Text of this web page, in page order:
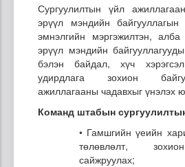
Сургуулилтын үйл
эрүүл мэндийн
эмнэлгийн мэргэжилтэн,
эрүүл мэндийн
бэлэн байдал, хүч
удирдлага зохион
ажиллагааны чадавхыг үнэлэх
Команд штабын
• Гамшгийн үеийн
төлөвлөлт,
сайжруулах;